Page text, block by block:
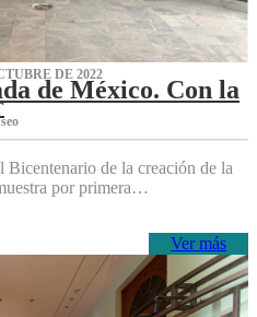
DE 2022
de México. Con la
de la creación de la
por primera…
Ver más